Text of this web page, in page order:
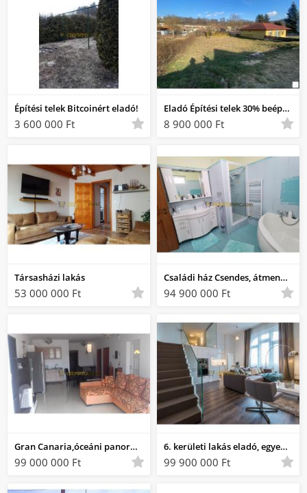
Építési telek Bitcoinért eladó!
3 600 000 Ft
Eladó Építési telek 30% beépíthetőség Bajna
8 900 000 Ft
Társasházi lakás
53 000 000 Ft
Családi ház Csendes, átmenő forgalomtól mentes!
94 900 000 Ft
Gran Canaria,óceáni panorámás, 300 nm-es ingatlan
99 000 000 Ft
6. kerületi lakás eladó, egyenesen Lakberendezési magazinból!
99 900 000 Ft